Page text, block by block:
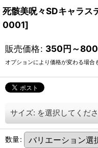
死骸美呪々SDキャラス
0001]
販売価格: 350円～800
オプションにより価格が変わる場合
サイズ: を選択してくだ
数量: